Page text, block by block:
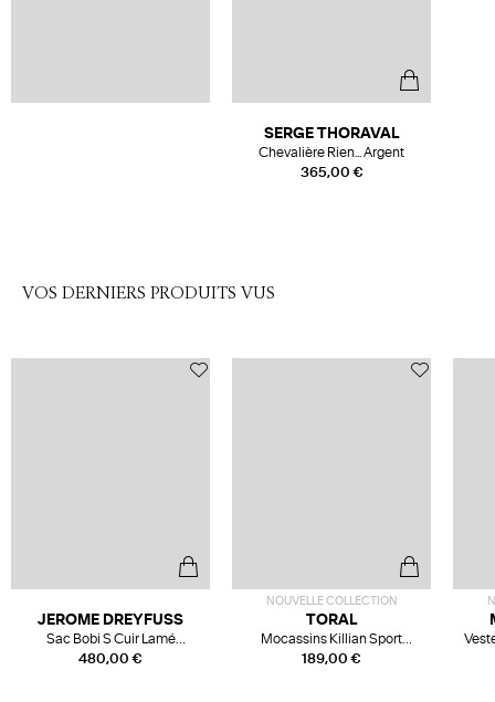
365,00 €
SERGE THORAVAL
Chevalière Rien... Argent
VOS DERNIERS PRODUITS VUS
480,00 €
JEROME DREYFUSS
Sac Bobi S Cuir Lamé
Champagne
NOUVELLE COLLECTION
189,00 €
TORAL
Mocassins Killian Sport
Mousse